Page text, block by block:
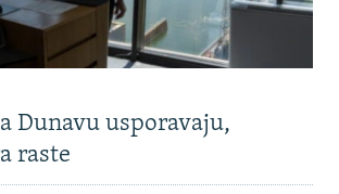
Dunavu usporavaju,
raste